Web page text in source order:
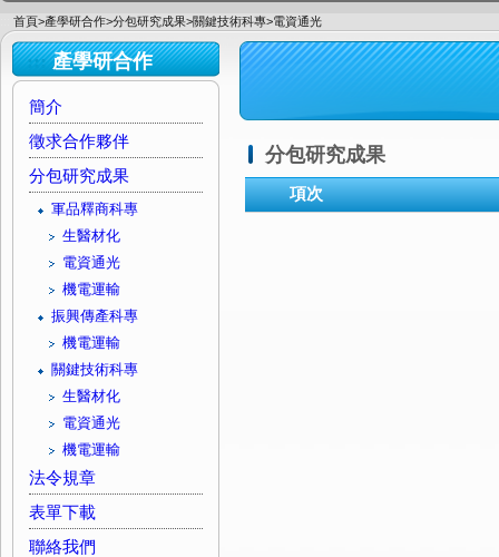
首頁>產學研合作>分包研究成果>關鍵技術科專>電資通光
:::產學研合作
簡介
徵求合作夥伴
分包研究成果
軍品釋商科專
生醫材化
電資通光
機電運輸
振興傳產科專
機電運輸
關鍵技術科專
生醫材化
電資通光
機電運輸
法令規章
表單下載
聯絡我們
分包研究成果
項次